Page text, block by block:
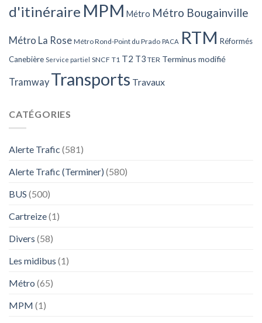
d'itinéraire MPM Métro Métro Bougainville
Métro La Rose Métro Rond-Point du Prado PACA RTM Réformés
Canebière Service partiel SNCF T1 T2 T3 TER Terminus modifié
Tramway Transports Travaux
CATÉGORIES
Alerte Trafic (581)
Alerte Trafic (Terminer) (580)
BUS (500)
Cartreize(1)
Divers (58)
Les midibus (1)
Métro (65)
MPM (1)